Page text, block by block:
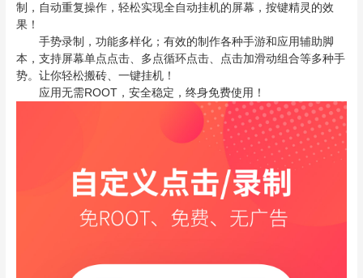
制，自动重复操作，轻松实现全自动挂机的屏幕，按键精灵的效
果！
手势录制，功能多样化；有效的制作各种手游和应用辅助脚
本，支持屏幕单点点击、多点循环点击、点击加滑动组合等多种手
势。让你轻松搬砖、一键挂机！
应用无需ROOT，安全稳定，终身免费使用！